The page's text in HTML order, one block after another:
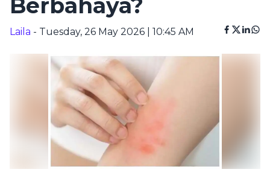
Berbahaya?
Laila - Tuesday, 26 May 2026 | 10:45 AM